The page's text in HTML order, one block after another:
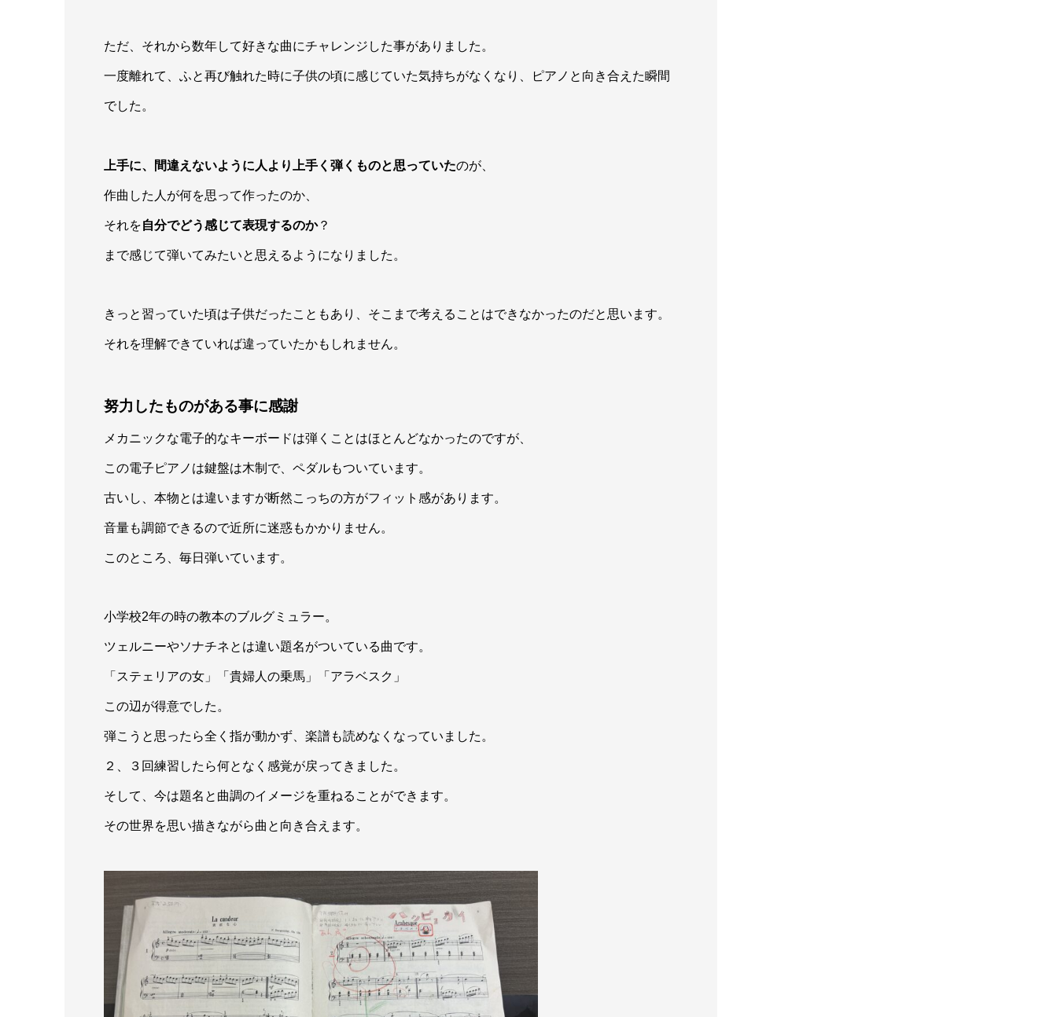
ただ、それから数年して好きな曲にチャレンジした事がありました。
一度離れて、ふと再び触れた時に子供の頃に感じていた気持ちがなくなり、ピアノと向き合えた瞬間
でした。
上手に、間違えないように人より上手く弾くものと思っていたのが、
作曲した人が何を思って作ったのか、
それを自分でどう感じて表現するのか？
まで感じて弾いてみたいと思えるようになりました。
きっと習っていた頃は子供だったこともあり、そこまで考えることはできなかったのだと思います。
それを理解できていれば違っていたかもしれません。
努力したものがある事に感謝
メカニックな電子的なキーボードは弾くことはほとんどなかったのですが、
この電子ピアノは鍵盤は木制で、ペダルもついています。
古いし、本物とは違いますが断然こっちの方がフィット感があります。
音量も調節できるので近所に迷惑もかかりません。
このところ、毎日弾いています。
小学校2年の時の教本のブルグミュラー。
ツェルニーやソナチネとは違い題名がついている曲です。
「ステェリアの女」「貴婦人の乗馬」「アラベスク」
この辺が得意でした。
弾こうと思ったら全く指が動かず、楽譜も読めなくなっていました。
２、３回練習したら何となく感覚が戻ってきました。
そして、今は題名と曲調のイメージを重ねることができます。
その世界を思い描きながら曲と向き合えます。